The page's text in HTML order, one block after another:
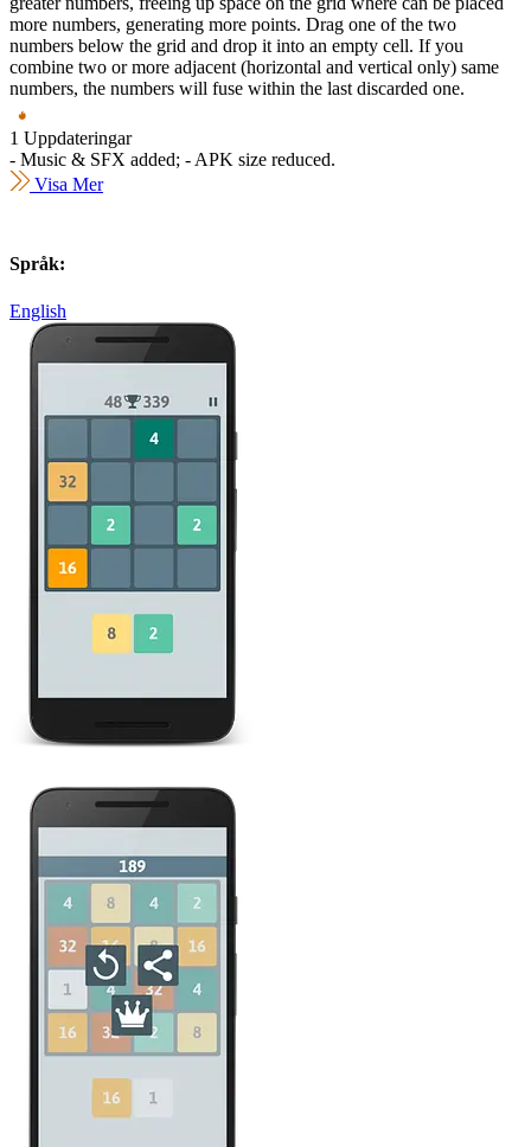
more numbers, generating more points. Drag one of the two
numbers below the grid and drop it into an empty cell. If you
combine two or more adjacent (horizontal and vertical only) same
numbers, the numbers will fuse within the last discarded one.
1 Uppdateringar
- Music & SFX added; - APK size reduced.
Visa Mer
Språk:
English